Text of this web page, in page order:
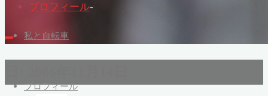
私と自転車
プロフィール
プロフィール-